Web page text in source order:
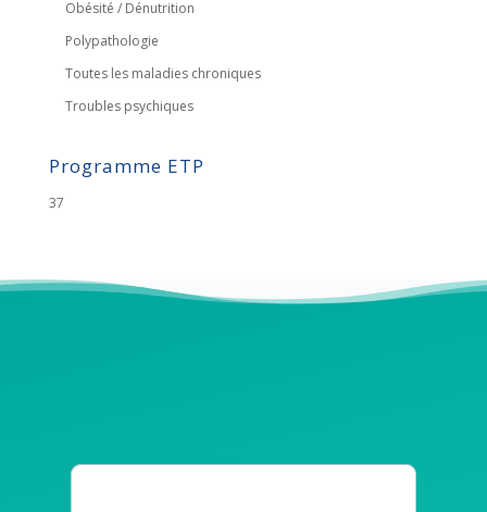
Obésité / Dénutrition
Polypathologie
Toutes les maladies chroniques
Troubles psychiques
Programme ETP
37